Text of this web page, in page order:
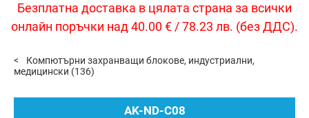
Безплатна доставка в цялата страна за всички
онлайн поръчки над 40.00 € / 78.23 лв. (без ДДС).
Компютърни захранващи блокове, индустриални,
медицински (136)
AK-ND-C08